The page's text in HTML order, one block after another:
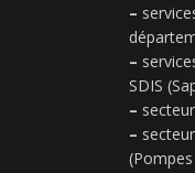
–
–
SDIS
–
–